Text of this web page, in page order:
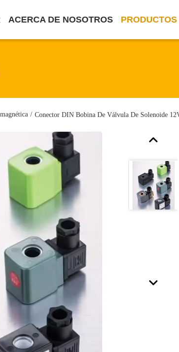
ACERCA DE NOSOTROS PRODUCTOS
/ Conector DIN Bobina De Válvula De Solenoide